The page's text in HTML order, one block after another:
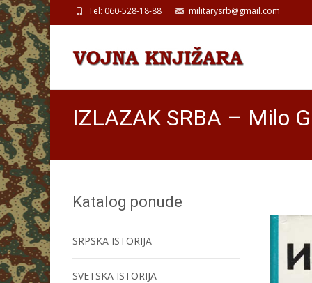
Tel: 060-528-18-88 militarysrb@gmail.com
IZLAZAK SRBA – Milo
Katalog ponude
SRPSKA ISTORIJA
SVETSKA ISTORIJA